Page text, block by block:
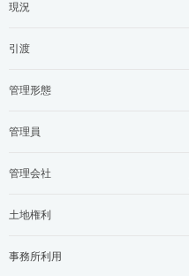
現況
引渡
管理形態
管理員
管理会社
土地権利
事務所利用